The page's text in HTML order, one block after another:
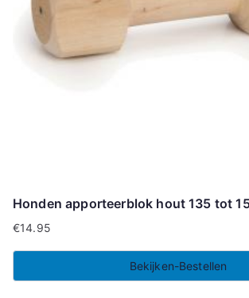
Honden apporteerblok hout 135 tot
€14.95
Bekijken-Bestellen